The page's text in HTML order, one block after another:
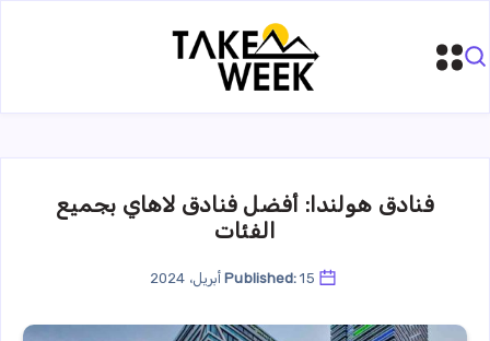
فنادق هولندا: أفضل فنادق لاهاي بجميع
الفئات
Published: 15 أبريل، 2024